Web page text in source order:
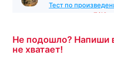
Тест по
7/12
Не подошло? Напиши
не хватает!